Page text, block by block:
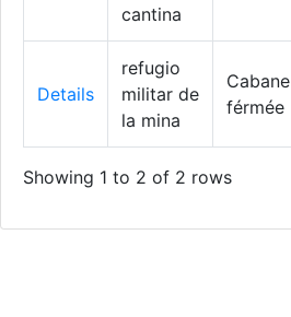
cantina
Details
refugio
militar de
la mina
Cabane
férmée
Showing 1 to 2 of 2 rows